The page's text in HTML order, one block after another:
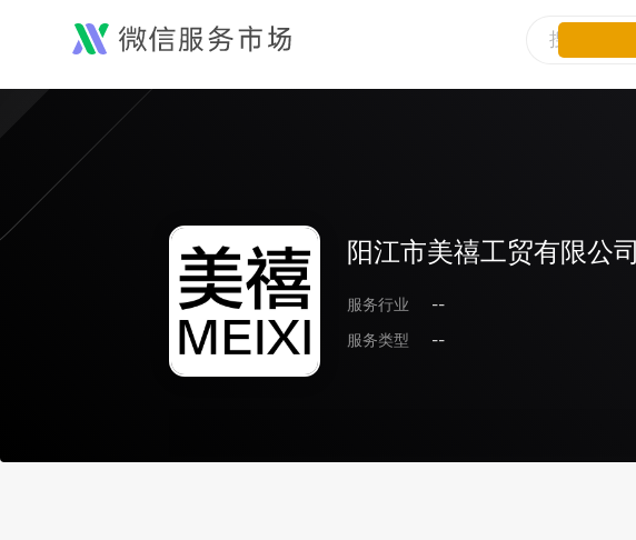
阳江市美禧工贸有限公司
服务行业
--
服务类型
--